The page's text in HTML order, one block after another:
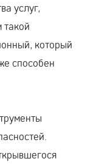
услуг,
который
способен